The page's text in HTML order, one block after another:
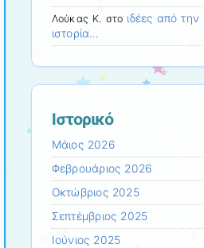
Λούκας Κ. στο ιδέες από την
ιστορία…
Ιστορικό
Μάιος 2026
Φεβρουάριος 2026
Οκτώβριος 2025
Σεπτέμβριος 2025
Ιούνιος 2025